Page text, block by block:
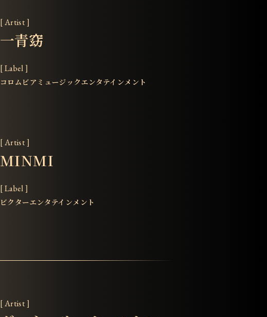
[ Artist ]
一青窈
[ Label ]
コロムビアミュージックエンタテインメント
[ Artist ]
MINMI
[ Label ]
ビクターエンタテインメント
[ Artist ]